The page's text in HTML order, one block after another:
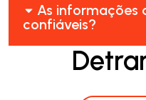
As informações
confiáveis?